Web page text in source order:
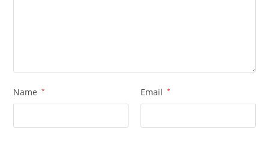
Name * Email *